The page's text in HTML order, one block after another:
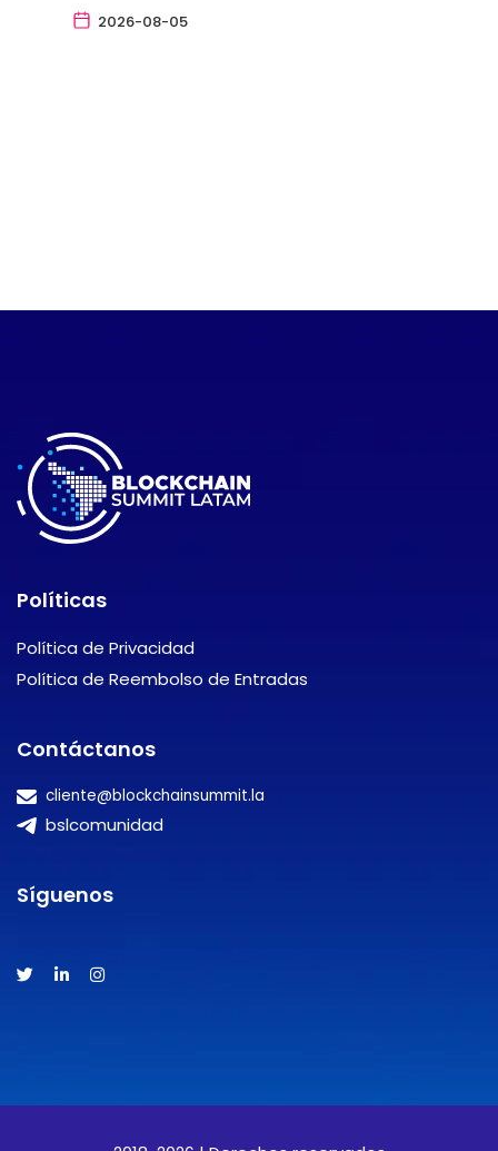
2026-08-05
Políticas
Política de Privacidad
Política de Reembolso de Entradas
Contáctanos
cliente@blockchainsummit.la
bslcomunidad
Síguenos